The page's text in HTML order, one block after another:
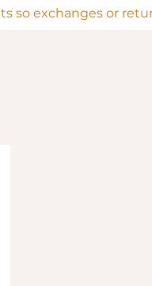
so exchanges or